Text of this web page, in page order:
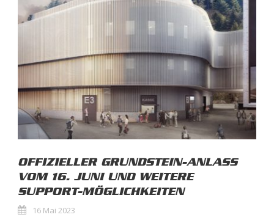
OFFIZIELLER GRUNDSTEIN-ANLASS
VOM 16. JUNI UND WEITERE
SUPPORT-MÖGLICHKEITEN
16 Mai 2023